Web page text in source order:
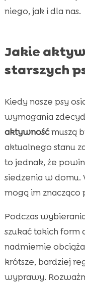
niego, jak i dla nas.
Jakie
starszych
Kiedy nasze psy
wymagania
aktywnośćmuszą
aktualnego stanu
to jednak, że
siedzenia w domu.
mogą im znacząco
Podczas
szukać takich form
nadmiernie
krótsze, bardziej
wyprawy.